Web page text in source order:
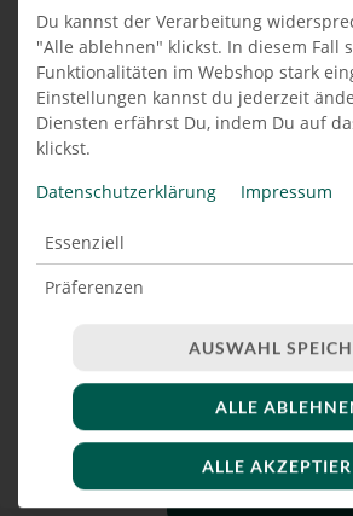
Du kannst der Verarbeitung
"Alle ablehnen" klickst. In diesem Fall
Funktionalitäten im Webshop stark
Einstellungen kannst du jederzeit
Diensten erfährst Du, indem Du auf
klickst.
Datenschutzerklärung
Impressum
Essenziell
Präferenzen
AUSWAHL
ALLE
ALLE
PIZZA SALAMI
mit Tomatensoße, Salami(Ersatz)